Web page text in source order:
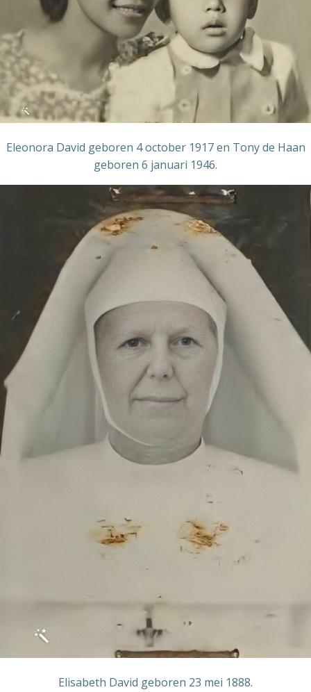
Eleonora David geboren 4 october 1917 en Tony de Haan
geboren 6 januari 1946.
Elisabeth David geboren 23 mei 1888.